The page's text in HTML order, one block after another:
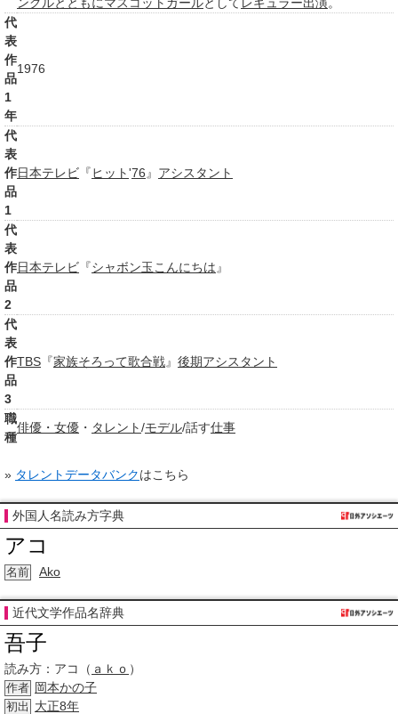
代
表
作
品
1
年
1976
代
表
作
品
1
日本テレビ 『ヒット'76 』 アシスタント
代
表
作
品
2
日本テレビ 『シャボン玉こんにちは 』
代
表
作
品
3
TBS 『家族そろって歌合戦』 後期アシスタント
職
種
俳優・女優 ・ タレント/モデル/話す仕事
» タレントデータバンクはこちら
外国人名読み方字典
アコ
名前 Ako
近代文学作品名辞典
吾子
読み方： アコ（ ａｋｏ ）
作者 岡本かの子
初出 大正8年